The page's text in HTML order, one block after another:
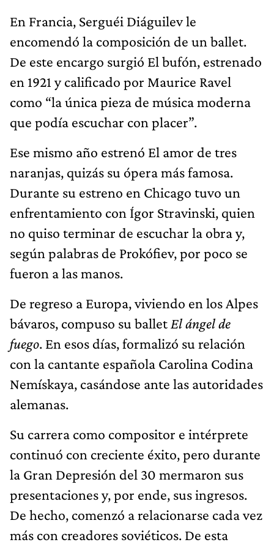
En Francia, Serguéi Diáguilev le
encomendó la composición de un ballet.
De este encargo surgió El bufón, estrenado
en 1921 y calificado por Maurice Ravel
como “la única pieza de música moderna
que podía escuchar con placer”.
Ese mismo año estrenó El amor de tres
naranjas, quizás su ópera más famosa.
Durante su estreno en Chicago tuvo un
enfrentamiento con Ígor Stravinski, quien
no quiso terminar de escuchar la obra y,
según palabras de Prokófiev, por poco se
fueron a las manos.
De regreso a Europa, viviendo en los Alpes
bávaros, compuso su ballet El ángel de
fuego. En esos días, formalizó su relación
con la cantante española Carolina Codina
Nemískaya, casándose ante las autoridades
alemanas.
Su carrera como compositor e intérprete
continuó con creciente éxito, pero durante
la Gran Depresión del 30 mermaron sus
presentaciones y, por ende, sus ingresos.
De hecho, comenzó a relacionarse cada vez
más con creadores soviéticos. De esta